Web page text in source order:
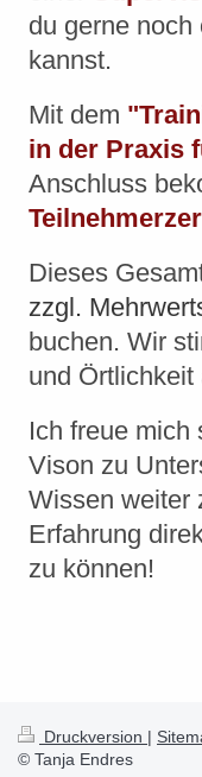
du gerne noch
kannst.
Mit dem
in der Praxis
Anschluss
Dieses
zzgl.
buchen. Wir
und Örtlichkeit
Ich freue mich
Vison zu
Wissen weiter
Erfahrung
zu können!
Druckversion |
© Tanja Endres